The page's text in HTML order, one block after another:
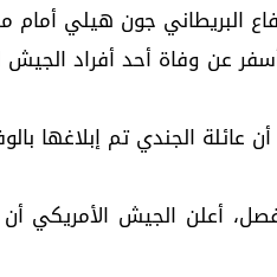
البريطاني جون هيلي
عن وفاة أحد أفراد الجيش
عائلة الجندي تم إبلاغها
أعلن الجيش الأمريكي